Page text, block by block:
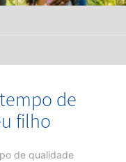
de
filho
de qualidade